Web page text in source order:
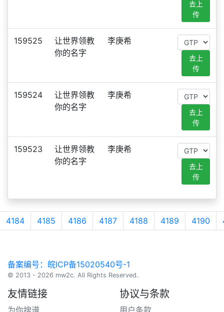
去上
传
159525
让世界领教
你的名字
李庚希
去上
传
159524
让世界领教
你的名字
李庚希
去上
传
159523
让世界领教
你的名字
李庚希
去上
传
4184 4185 4186 4187 4188 4189 4190
备案编号：皖ICP备15020540号-1
© 2013 - 2026 mw2c. All Rights Reserved.
友情链接
为你搜谱
协议与条款
用户条款